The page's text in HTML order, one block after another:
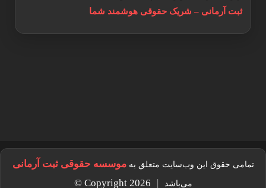
ثبت آرمانی – شریک حقوقی هوشمند شما
تمامی حقوق این وب‌سایت متعلق بهموسسه حقوقی ثبت آرمانی
می‌باشد |
© Copyright 2026